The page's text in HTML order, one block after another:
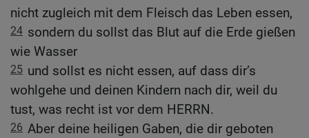
nicht zugleich mit dem Fleisch das Leben essen,
24 sondern du sollst das Blut auf die Erde gießen
wie Wasser
25 und sollst es nicht essen, auf dass dir’s
wohlgehe und deinen Kindern nach dir, weil du
tust, was recht ist vor dem HERRN.
26 Aber deine heiligen Gaben, die dir geboten